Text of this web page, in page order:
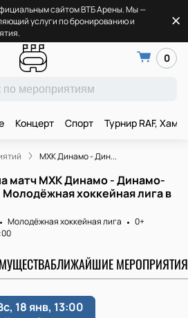
сайтом ВТБ Арены. Мы —
услуги по бронированию и
0
Концерт Спорт Турнир RAF,
МХК Динамо - Дин...
матч МХК Динамо - Динамо-
хоккейная лига в
Молодёжная хоккейная лига
0+
БЛИЖАЙШИЕ МЕРОПРИЯТИЯ